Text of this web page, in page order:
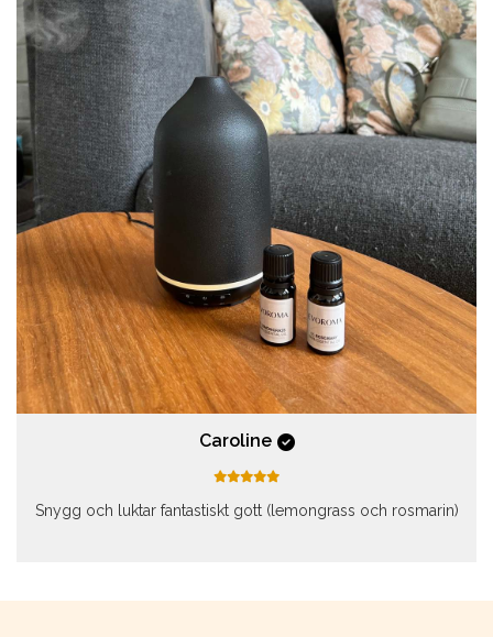
Caroline
Snygg och luktar fantastiskt gott (lemongrass och rosmarin)